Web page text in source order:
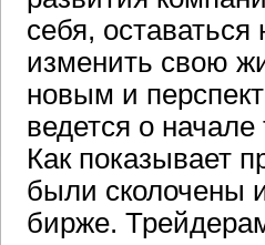
себя,
изменить свою
новым и
ведется о
Как показывает
были сколочены
бирже.